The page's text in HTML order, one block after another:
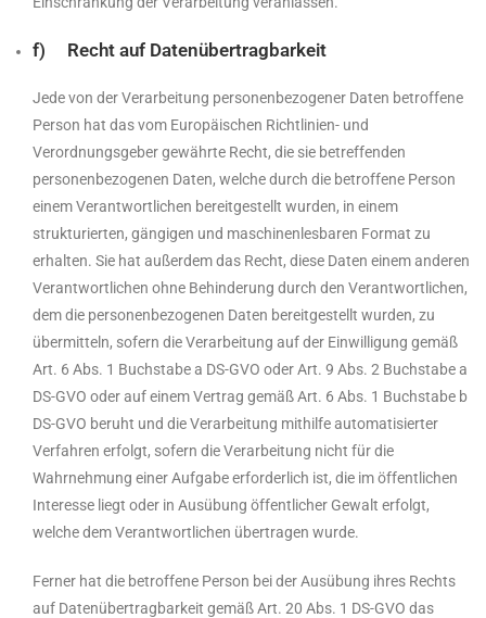
f) Recht auf Datenübertragbarkeit
Jede von der Verarbeitung personenbezogener Daten betroffene
Person hat das vom Europäischen Richtlinien- und
Verordnungsgeber gewährte Recht, die sie betreffenden
personenbezogenen Daten, welche durch die betroffene Person
einem Verantwortlichen bereitgestellt wurden, in einem
strukturierten, gängigen und maschinenlesbaren Format zu
erhalten. Sie hat außerdem das Recht, diese Daten einem anderen
Verantwortlichen ohne Behinderung durch den Verantwortlichen,
dem die personenbezogenen Daten bereitgestellt wurden, zu
übermitteln, sofern die Verarbeitung auf der Einwilligung gemäß
Art. 6 Abs. 1 Buchstabe a DS-GVO oder Art. 9 Abs. 2 Buchstabe a
DS-GVO oder auf einem Vertrag gemäß Art. 6 Abs. 1 Buchstabe b
DS-GVO beruht und die Verarbeitung mithilfe automatisierter
Verfahren erfolgt, sofern die Verarbeitung nicht für die
Wahrnehmung einer Aufgabe erforderlich ist, die im öffentlichen
Interesse liegt oder in Ausübung öffentlicher Gewalt erfolgt,
welche dem Verantwortlichen übertragen wurde.
Ferner hat die betroffene Person bei der Ausübung ihres Rechts
auf Datenübertragbarkeit gemäß Art. 20 Abs. 1 DS-GVO das